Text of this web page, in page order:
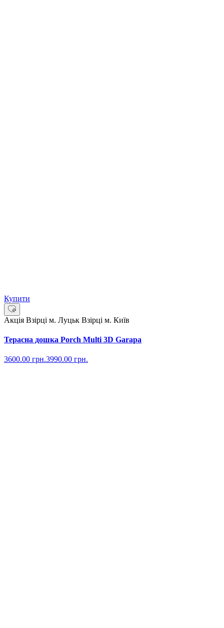
Купити
Акція Взірці м. Луцьк Взірці м. Київ
Терасна дошка Porch Multi 3D Garapa
3600.00 грн.3990.00 грн.